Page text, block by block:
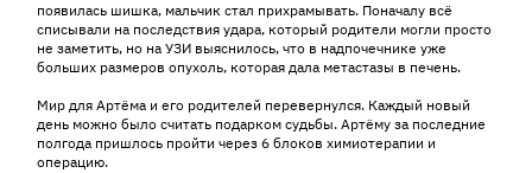
появилась шишка, мальчик стал прихрамывать. Поначалу всё
списывали на последствия удара, который родители могли просто
не заметить, но на УЗИ выяснилось, что в надпочечнике уже
больших размеров опухоль, которая дала метастазы в печень.
Мир для Артёма и его родителей перевернулся. Каждый новый
день можно было считать подарком судьбы. Артёму за последние
полгода пришлось пройти через 6 блоков химиотерапии и
операцию.